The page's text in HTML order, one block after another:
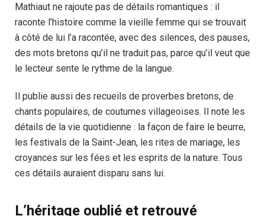
Mathiaut ne rajoute pas de détails romantiques : il
raconte l’histoire comme la vieille femme qui se trouvait
à côté de lui l’a racontée, avec des silences, des pauses,
des mots bretons qu’il ne traduit pas, parce qu’il veut que
le lecteur sente le rythme de la langue.
Il publie aussi des recueils de proverbes bretons, de
chants populaires, de coutumes villageoises. Il note les
détails de la vie quotidienne : la façon de faire le beurre,
les festivals de la Saint-Jean, les rites de mariage, les
croyances sur les fées et les esprits de la nature. Tous
ces détails auraient disparu sans lui.
L’héritage oublié et retrouvé